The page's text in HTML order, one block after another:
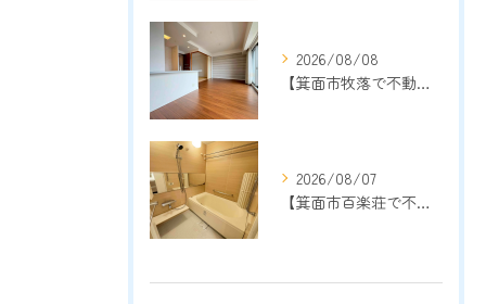
2026/08/08
【箕面市牧落で不動産売却をご検討中の方へ】地域密着13年以上の売却専門店が成功のポイントを解説
2026/08/07
【箕面市百楽荘で不動産売却をご検討中の方へ】地域密着13年以上の売却専門店が成功のポイントを解説